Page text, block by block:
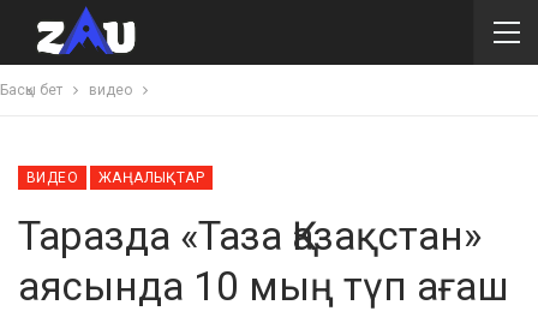
Басқы бет видео
ВИДЕО ЖАҢАЛЫҚТАР
Таразда «Таза Қазақстан»
аясында 10 мың түп ағаш